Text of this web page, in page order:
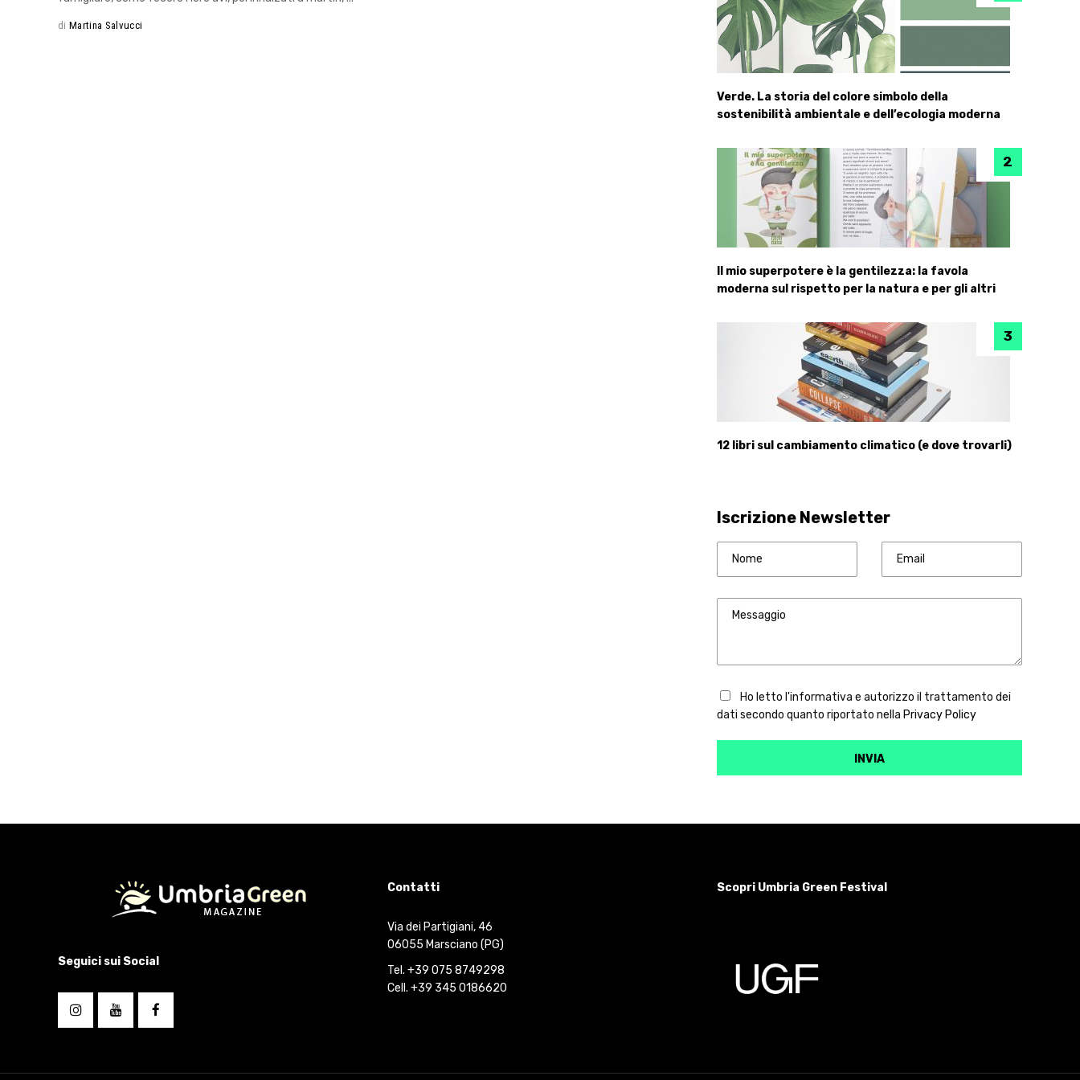
di Martina Salvucci
Verde. La storia del colore simbolo della
sostenibilità ambientale e dell’ecologia moderna
Il mio superpotere è la gentilezza: la favola
moderna sul rispetto per la natura e per gli altri
12 libri sul cambiamento climatico (e dove trovarli)
Iscrizione Newsletter
Ho letto l'informativa e autorizzo il trattamento dei
dati secondo quanto riportato nella Privacy Policy
Seguici sui Social
Contatti
Via dei Partigiani, 46
06055 Marsciano (PG)
Tel. +39 075 8749298
Cell. +39 345 0186620
Scopri Umbria Green Festival